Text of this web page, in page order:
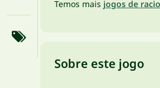
Temos mais jogos de
Sobre este jogo